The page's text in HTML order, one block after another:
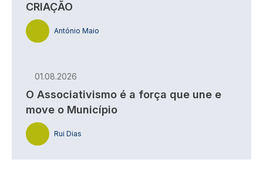
CRIAÇÃO
António Maio
01.08.2026
O Associativismo é a força que une e
move o Município
Rui Dias